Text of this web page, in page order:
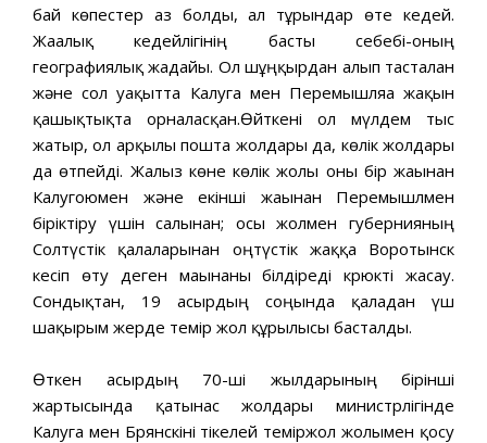
бай көпестер аз болды, ал тұрғындар өте кедей.
Жағалық кедейлігінің басты себебі-оның
географиялық жағдайы. Ол шұңқырдан алып тасталған
және сол уақытта Калуга мен Перемышляға жақын
қашықтықта орналасқан.Өйткені ол мүлдем тыс
жатыр, ол арқылы пошта жолдары да, көлік жолдары
да өтпейді. Жалғыз көне көлік жолы оны бір жағынан
Калугоюмен және екінші жағынан Перемышлмен
біріктіру үшін салынған; осы жолмен губернияның
Солтүстік қалаларынан оңтүстік жаққа Воротынск
кесіп өту деген мағынаны білдіреді крюкті жасау.
Сондықтан, 19 ғасырдың соңында қаладан үш
шақырым жерде темір жол құрылысы басталды.
Өткен ғасырдың 70-ші жылдарының бірінші
жартысында қатынас жолдары министрлігінде
Калуга мен Брянскіні тікелей теміржол жолымен қосу